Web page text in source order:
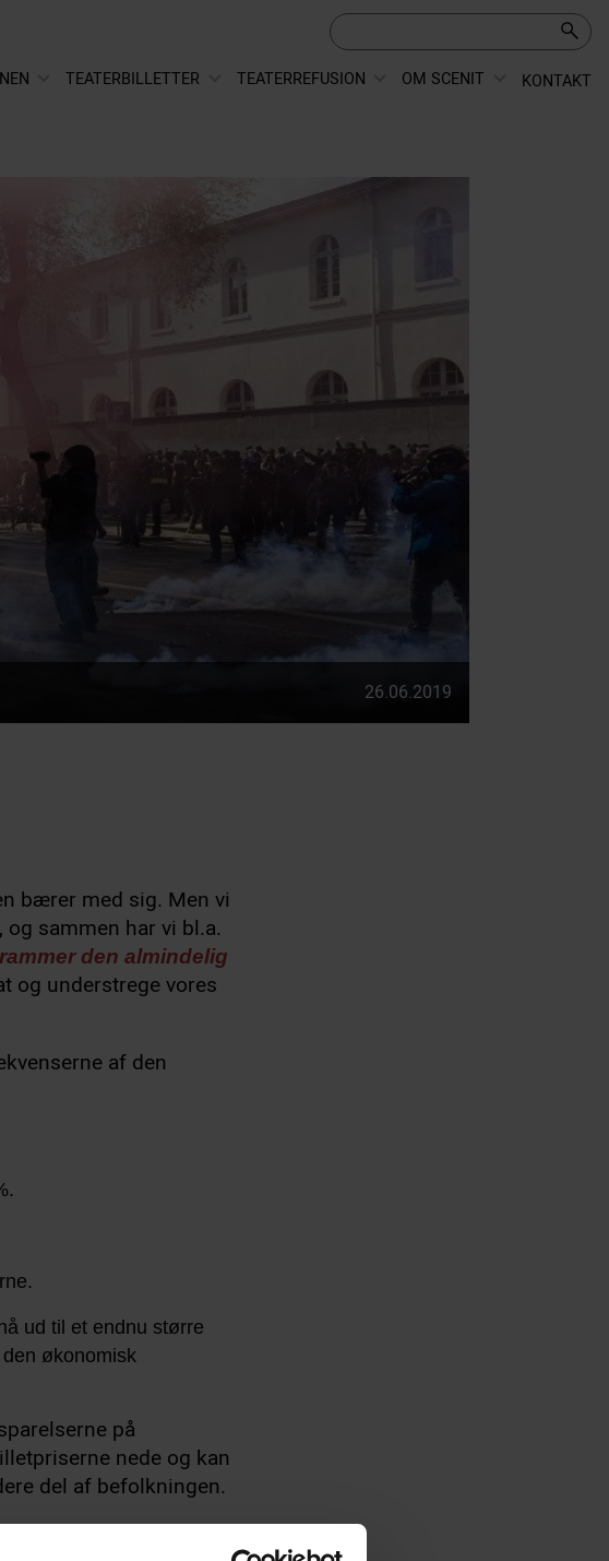
TEATERBILLETTER TEATERREFUSION OM SCENIT KONTAKT
26.06.2019
bærer med sig. Men vi
, og sammen har vi bl.a.
den almindelig
og understrege vores
af den
ud til et endnu større
økonomisk
på
nede og kan
del af befolkningen.